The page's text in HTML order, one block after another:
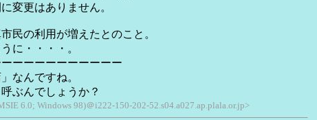
はありません。
民の利用が増えたとのこと。
に・・・・。
ーーーーーーーーーー
なんですね。
ぶんでしょうか？
6.0; Windows 98)＠i222-150-202-52.s04.a027.ap.plala.or.jp>